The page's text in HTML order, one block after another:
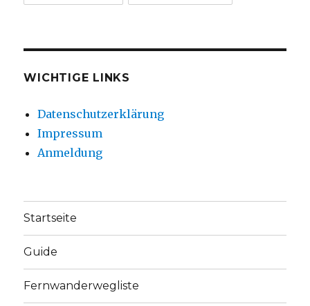
WICHTIGE LINKS
Datenschutzerklärung
Impressum
Anmeldung
Startseite
Guide
Fernwanderwegliste